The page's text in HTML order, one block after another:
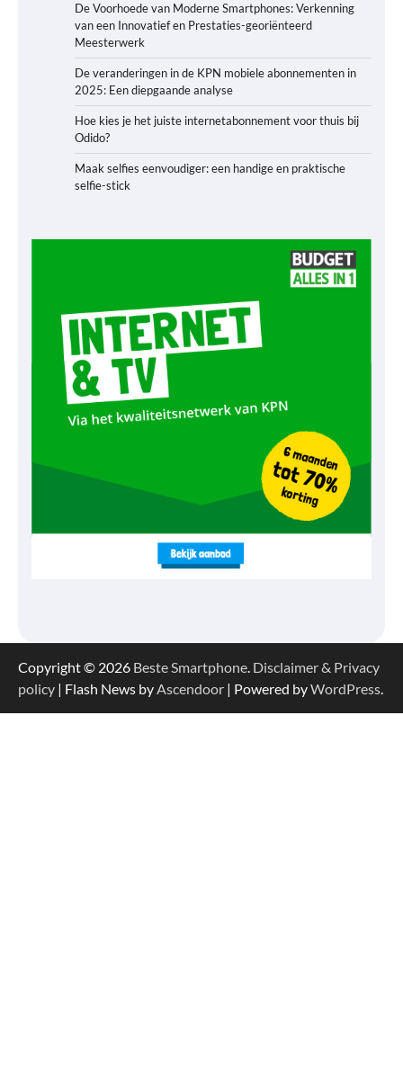
De Voorhoede van Moderne Smartphones: Verkenning
van een Innovatief en Prestaties-georiënteerd
Meesterwerk
De veranderingen in de KPN mobiele abonnementen in
2025: Een diepgaande analyse
Hoe kies je het juiste internetabonnement voor thuis bij
Odido?
Maak selfies eenvoudiger: een handige en praktische
selfie-stick
Copyright © 2026 Beste Smartphone. Disclaimer & Privacy
policy | Flash News byAscendoor | Powered byWordPress.